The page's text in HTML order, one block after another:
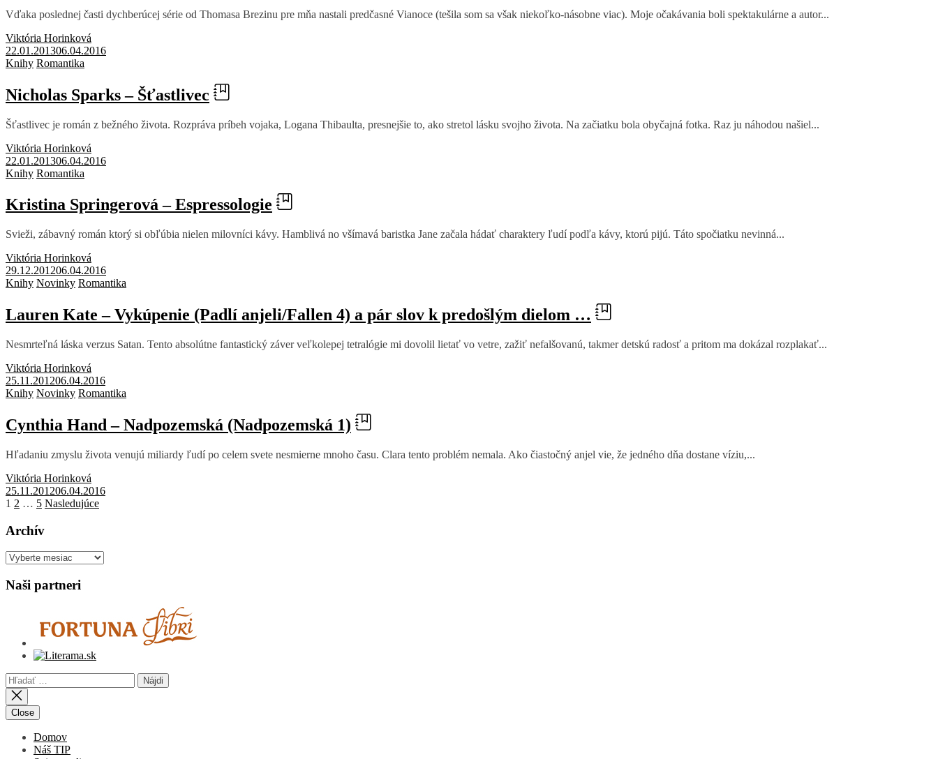
Vďaka poslednej časti dychberúcej série od Thomasa Brezinu pre mňa nastali predčasné Vianoce (tešila som sa však niekoľko-násobne viac). Moje očakávania boli spektakulárne a autor...
Viktória Horinková
22.01.201306.04.2016
Knihy Romantika
Nicholas Sparks – Šťastlivec
Šťastlivec je román z bežného života. Rozpráva príbeh vojaka, Logana Thibaulta, presnejšie to, ako stretol lásku svojho života. Na začiatku bola obyčajná fotka. Raz ju náhodou našiel...
Viktória Horinková
22.01.201306.04.2016
Knihy Romantika
Kristina Springerová – Espressologie
Svieži, zábavný román ktorý si obľúbia nielen milovníci kávy. Hamblivá no všímavá baristka Jane začala hádať charaktery ľudí podľa kávy, ktorú pijú. Táto spočiatku nevinná...
Viktória Horinková
29.12.201206.04.2016
Knihy Novinky Romantika
Lauren Kate – Vykúpenie (Padlí anjeli/Fallen 4) a pár slov k predošlým dielom …
Nesmrteľná láska verzus Satan. Tento absolútne fantastický záver veľkolepej tetralógie mi dovolil lietať vo vetre, zažiť nefalšovanú, takmer detskú radosť a pritom ma dokázal rozplakať...
Viktória Horinková
25.11.201206.04.2016
Knihy Novinky Romantika
Cynthia Hand – Nadpozemská (Nadpozemská 1)
Hľadaniu zmyslu života venujú miliardy ľudí po celem svete nesmierne mnoho času. Clara tento problém nemala. Ako čiastočný anjel vie, že jedného dňa dostane víziu,...
Viktória Horinková
25.11.201206.04.2016
Stránkovanie
príspevkov
1 2 … 5 Nasledujúce
Archív
Archív
Naši partneri
Hľadať:
Close
Domov
Náš TIP